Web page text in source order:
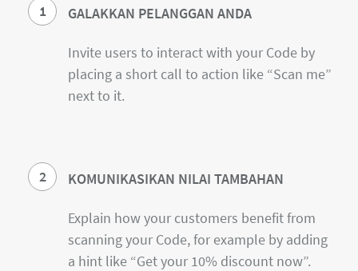
1 GALAKKAN PELANGGAN ANDA
Invite users to interact with your Code by
placing a short call to action like “Scan me”
next to it.
2 KOMUNIKASIKAN NILAI TAMBAHAN
Explain how your customers benefit from
scanning your Code, for example by adding
a hint like “Get your 10% discount now”.